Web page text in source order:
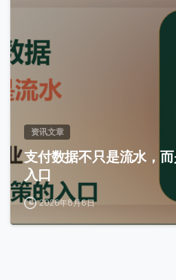
资讯文章
支付数据不只是流水，
入口
2026年8月6日